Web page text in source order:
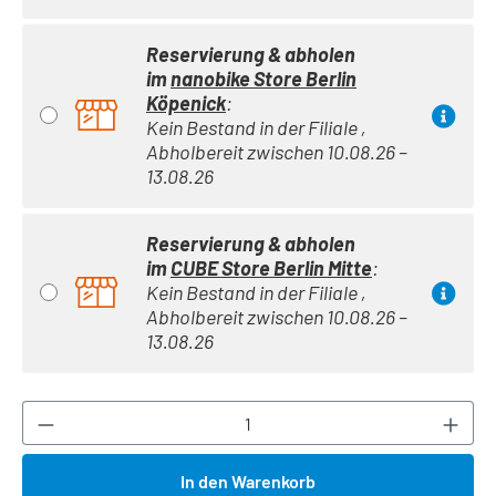
Reservierung & abholen
imnanobike Store Berlin
Köpenick:
Kein Bestand in der Filiale ,
Abholbereit zwischen 10.08.26 –
13.08.26
Reservierung & abholen
imCUBE Store Berlin Mitte:
Kein Bestand in der Filiale ,
Abholbereit zwischen 10.08.26 –
13.08.26
Produkt Anzahl: Gib den gewünschten
In den Warenkorb